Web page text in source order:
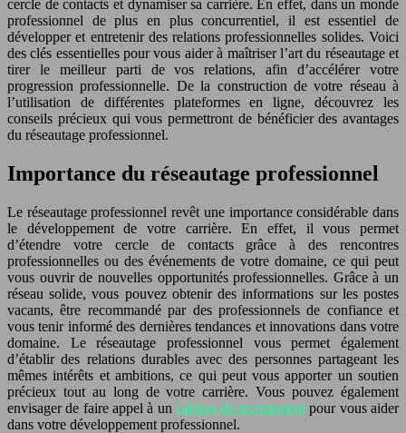
cercle de contacts et dynamiser sa carrière. En effet, dans un monde
professionnel de plus en plus concurrentiel, il est essentiel de
développer et entretenir des relations professionnelles solides. Voici
des clés essentielles pour vous aider à maîtriser l’art du réseautage et
tirer le meilleur parti de vos relations, afin d’accélérer votre
progression professionnelle. De la construction de votre réseau à
l’utilisation de différentes plateformes en ligne, découvrez les
conseils précieux qui vous permettront de bénéficier des avantages
du réseautage professionnel.
Importance du réseautage professionnel
Le réseautage professionnel revêt une importance considérable dans
le développement de votre carrière. En effet, il vous permet
d’étendre votre cercle de contacts grâce à des rencontres
professionnelles ou des événements de votre domaine, ce qui peut
vous ouvrir de nouvelles opportunités professionnelles. Grâce à un
réseau solide, vous pouvez obtenir des informations sur les postes
vacants, être recommandé par des professionnels de confiance et
vous tenir informé des dernières tendances et innovations dans votre
domaine. Le réseautage professionnel vous permet également
d’établir des relations durables avec des personnes partageant les
mêmes intérêts et ambitions, ce qui peut vous apporter un soutien
précieux tout au long de votre carrière. Vous pouvez également
envisager de faire appel à uncabinet de recrutementpour vous aider
dans votre développement professionnel.